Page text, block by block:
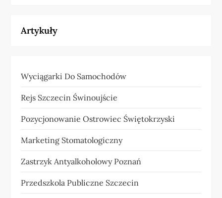
Artykuły
Wyciągarki Do Samochodów
Rejs Szczecin Świnoujście
Pozycjonowanie Ostrowiec Świętokrzyski
Marketing Stomatologiczny
Zastrzyk Antyalkoholowy Poznań
Przedszkola Publiczne Szczecin